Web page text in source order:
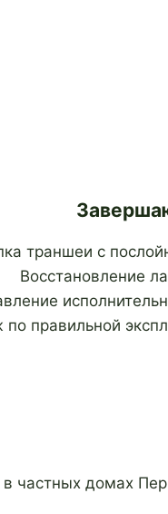
траншеи с
Восстановление
по правильной
частных домах